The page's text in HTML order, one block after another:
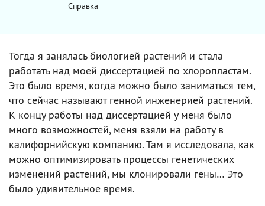
Справка
Тогда я занялась биологией растений и стала
работать над моей диссертацией по хлоропластам.
Это было время, когда можно было заниматься тем,
что сейчас называют генной инженерией растений.
К концу работы над диссертацией у меня было
много возможностей, меня взяли на работу в
калифорнийскую компанию. Там я исследовала, как
можно оптимизировать процессы генетических
изменений растений, мы клонировали гены… Это
было удивительное время.